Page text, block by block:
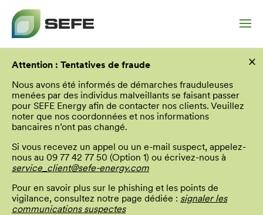
principal
Attention : Tentatives de fraude
Nous avons été informés de démarches frauduleuses
menées par des individus malveillants se faisant passer
pour SEFE Energy afin de contacter nos clients. Veuillez
noter que nos coordonnées et nos informations
bancaires n’ont pas changé.
Si vous recevez un appel ou un e-mail suspect, appelez-
nous au 09 77 42 77 50 (Option 1) ou écrivez-nous à
service_client@sefe-energy.com
Pour en savoir plus sur le phishing et les points de
vigilance, consultez notre page dédiée : signaler les
communications suspectes
×